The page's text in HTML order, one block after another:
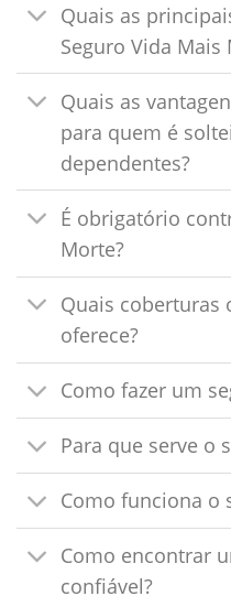
Quais as
Seguro Vida Mais
Quais as
para quem é
dependentes?
É obrigatório
Morte?
Quais coberturas
oferece?
Como fazer um
Para que serve o
Como funciona o
Como encontrar
confiável?